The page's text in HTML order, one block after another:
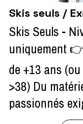
Skis seuls /
Skis Seuls -
uniquement
de +13 ans
>38) Du
passionnés